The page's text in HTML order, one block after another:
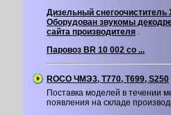
Дизельный снегоочиститель
Оборудован звукомы
сайта производителя .
Паровоз BR 10 002 со ...
ROCO ЧМЭ3, T770, T699, S250
Поставка моделей в течении
появления на складе